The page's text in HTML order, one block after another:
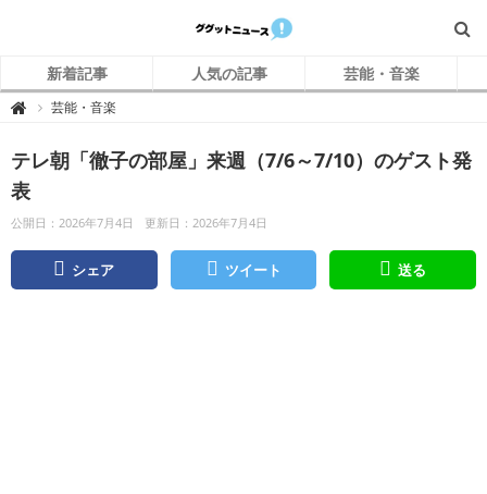
新着記事 人気の記事 芸能・音楽
 グ
ニ
ュ
ー
ス
芸能・音楽
テレ朝「徹子の部屋」来週（7/6～7/10）のゲスト発
表
公開日：2026年7月4日 更新日：2026年7月4日
シェア ツイート 送る